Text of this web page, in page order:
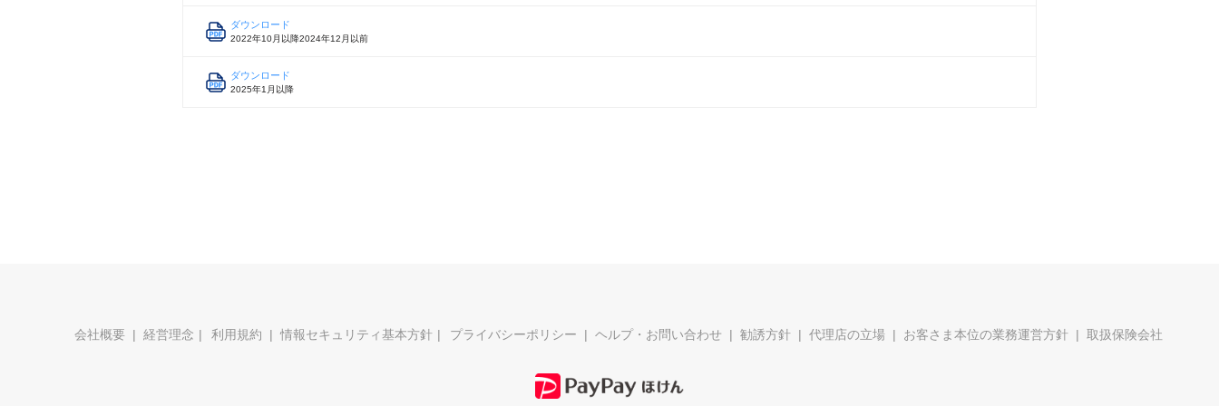
ダウンロード
2022年10月以降2024年12月以前
ダウンロード
2025年1月以降
会社概要 経営理念 利用規約 情報セキュリティ基本方針 プライバシーポリシー ヘルプ・お問い合わせ 勧誘方針 代理店の立場 お客さま本位の業務運営方針 取扱保険会社